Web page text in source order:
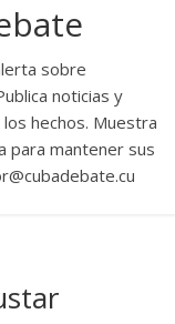
sobre
noticias y
hechos. Muestra
para mantener sus